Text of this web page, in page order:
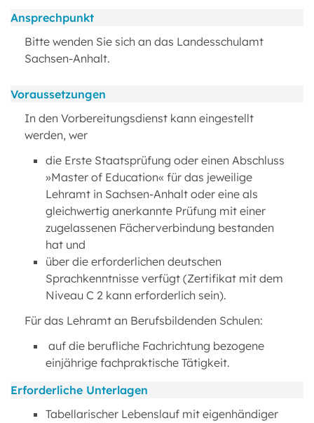
Ansprechpunkt
Bitte wenden Sie sich an das Landesschulamt
Sachsen-Anhalt.
Voraussetzungen
In den Vorbereitungsdienst kann eingestellt
werden, wer
die Erste Staatsprüfung oder einen Abschluss
»Master of Education« für das jeweilige
Lehramt in Sachsen-Anhalt oder eine als
gleichwertig anerkannte Prüfung mit einer
zugelassenen Fächerverbindung bestanden
hat und
über die erforderlichen deutschen
Sprachkenntnisse verfügt (Zertifikat mit dem
Niveau C 2 kann erforderlich sein).
Für das Lehramt an Berufsbildenden Schulen:
auf die berufliche Fachrichtung bezogene
einjährige fachpraktische Tätigkeit.
Erforderliche Unterlagen
Tabellarischer Lebenslauf mit eigenhändiger